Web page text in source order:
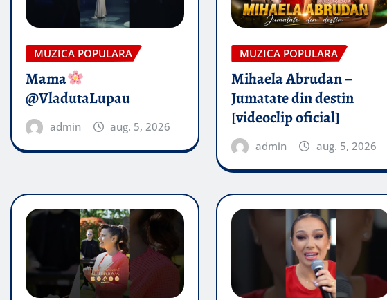
MUZICA POPULARA
Mama
@VladutaLupau
admin aug. 5, 2026
MUZICA POPULARA
Mihaela Abrudan –
Jumatate din destin
[videoclip oficial]
admin aug. 5, 2026